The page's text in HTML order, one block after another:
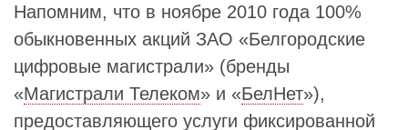
Напомним, что в ноябре 2010 года 100%
обыкновенных акций ЗАО «Белгородские
цифровые магистрали» (бренды
«Магистрали Телеком» и «БелНет»),
предоставляющего услуги фиксированной